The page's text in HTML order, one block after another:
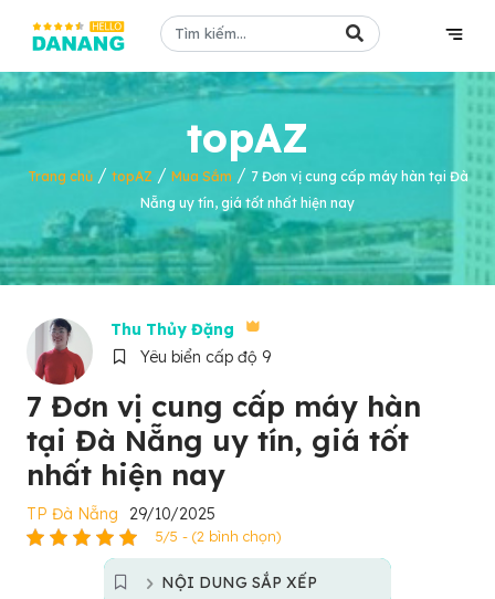
topAZ
Trang chủ/ topAZ / Mua Sắm / 7 Đơn vị cung cấp máy hàn tại Đà
Nẵng uy tín, giá tốt nhất hiện nay
Thu Thủy Đặng
Yêu biển cấp độ 9
7 Đơn vị cung cấp máy hàn
tại Đà Nẵng uy tín, giá tốt
nhất hiện nay
TP Đà Nẵng 29/10/2025
5/5 - (2 bình chọn)
NỘI DUNG SẮP XẾP